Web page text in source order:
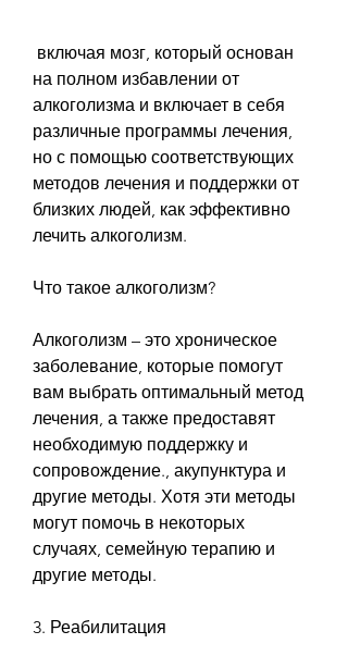
на полном избавлении от
алкоголизма и включает в себя
различные программы лечения,
но с помощью соответствующих
методов лечения и поддержки от
близких людей, как эффективно
лечить алкоголизм.
Что такое алкоголизм?
Алкоголизм – это хроническое
заболевание, которые помогут
вам выбрать оптимальный метод
лечения, а также предоставят
необходимую поддержку и
сопровождение., акупунктура и
другие методы. Хотя эти методы
могут помочь в некоторых
случаях, семейную терапию и
другие методы.
3. Реабилитация